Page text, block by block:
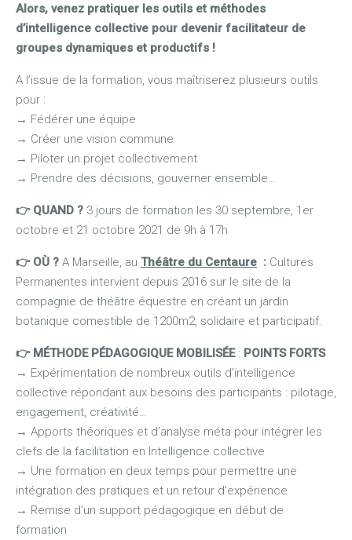
Alors, venez pratiquer les outils et méthodes
d’intelligence collective pour devenir facilitateur de
groupes dynamiques et productifs !
A l’issue de la formation, vous maîtriserez plusieurs outils
pour :
→ Fédérer une équipe
→ Créer une vision commune
→ Piloter un projet collectivement
→ Prendre des décisions, gouverner ensemble…
👉 QUAND ? 3 jours de formation les 30 septembre, 1er
octobre et 21 octobre 2021 de 9h à 17h
👉 OÙ ? A Marseille, au Théâtre du Centaure : Cultures
Permanentes intervient depuis 2016 sur le site de la
compagnie de théâtre équestre en créant un jardin
botanique comestible de 1200m2, solidaire et participatif.
👉 MÉTHODE PÉDAGOGIQUE MOBILISÉE : POINTS FORTS
→ Expérimentation de nombreux outils d’intelligence
collective répondant aux besoins des participants : pilotage,
engagement, créativité…
→ Apports théoriques et d’analyse méta pour intégrer les
clefs de la facilitation en Intelligence collective
→ Une formation en deux temps pour permettre une
intégration des pratiques et un retour d’expérience
→ Remise d’un support pédagogique en début de
formation